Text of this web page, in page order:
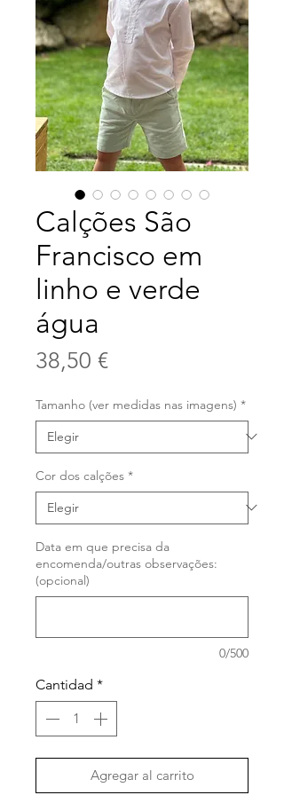
Calções São
Francisco em
linho e verde
água
38,50 €Precio
Tamanho (ver medidas nas imagens) *
Cor dos calções *
Data em que precisa da
encomenda/outras observações:
(opcional)
0/500
Cantidad *
Agregar al carrito